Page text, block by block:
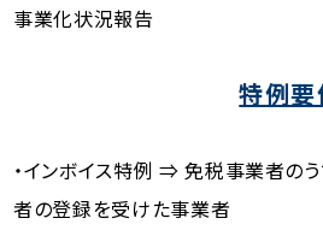
事業化状況報告
特例要
・インボイス特例 ⇒ 免税事業者の
者の登録を受けた事業者